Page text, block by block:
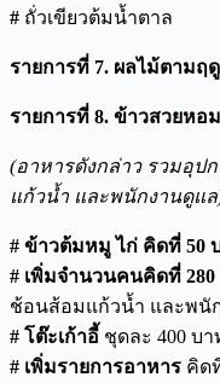
# ถั่วเขียวต้มน้ำตาล
รายการที่ 7. ผลไม้ตามฤ
รายการที่ 8. ข้าวสวยหอ
(อาหารดังกล่าว รวมอุป
แก้วน้ำ และพนักงานดูแล
# ข้าวต้มหมู ไก่ คิดที่ 50
# เพิ่มจำนวนคนคิดที่ 280
ช้อนส้อมแก้วน้ำ และพนั
# โต๊ะเก้าอี้ ชุดละ 400 บา
# เพิ่มรายการอาหาร คิด